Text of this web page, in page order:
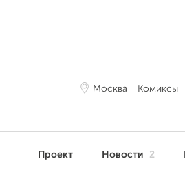
Москва Комиксы
Проект Новости 2